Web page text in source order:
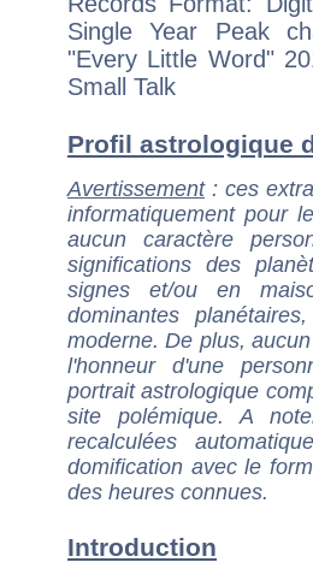
Single Year Peak
"Every Little
Small Talk
Profil astrologique
Avertissement: ces
informatiquement pour
aucun caractère
significations des
signes et/ou en
dominantes
moderne. De plus,
l'honneur d'une
portrait astrologique
site polémique. A
recalculées
domification avec le
des heures connues.
Introduction